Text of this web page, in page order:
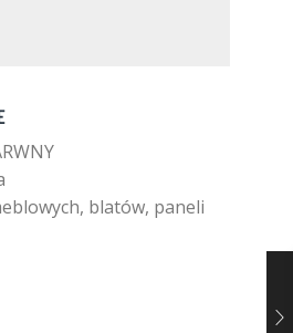
blatów, paneli